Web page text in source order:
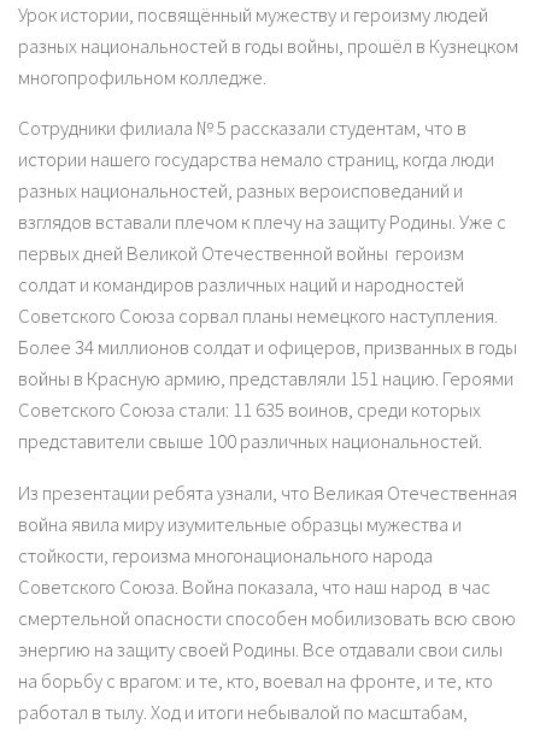
Урок истории, посвящённый мужеству и героизму людей
разных национальностей в годы войны, прошёл в Кузнецком
многопрофильном колледже.
Сотрудники филиала № 5 рассказали студентам, что в
истории нашего государства немало страниц, когда люди
разных национальностей, разных вероисповеданий и
взглядов вставали плечом к плечу на защиту Родины. Уже с
первых дней Великой Отечественной войны героизм
солдат и командиров различных наций и народностей
Советского Союза сорвал планы немецкого наступления.
Более 34 миллионов солдат и офицеров, призванных в годы
войны в Красную армию, представляли 151 нацию. Героями
Советского Союза стали: 11 635 воинов, среди которых
представители свыше 100 различных национальностей.
Из презентации ребята узнали, что Великая Отечественная
война явила миру изумительные образцы мужества и
стойкости, героизма многонационального народа
Советского Союза. Война показала, что наш народ в час
смертельной опасности способен мобилизовать всю свою
энергию на защиту своей Родины. Все отдавали свои силы
на борьбу с врагом: и те, кто, воевал на фронте, и те, кто
работал в тылу. Ход и итоги небывалой по масштабам,